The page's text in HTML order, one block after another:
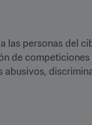
las personas del
de